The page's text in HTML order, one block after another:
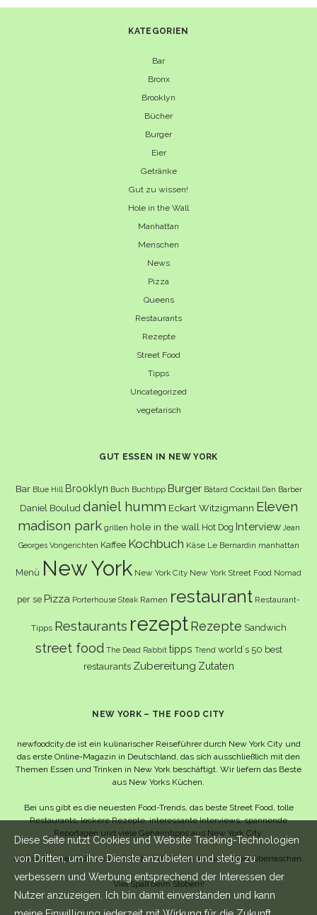
KATEGORIEN
Bar
Bronx
Brooklyn
Bücher
Burger
Eier
Getränke
Gut zu wissen!
Hole in the Wall
Manhattan
Menschen
News
Pizza
Queens
Restaurants
Rezepte
Street Food
Tipps
Uncategorized
vegetarisch
GUT ESSEN IN NEW YORK
Bar Blue Hill Brooklyn Buch Buchtipp Burger Bâtard Cocktail Dan Barber
Daniel Boulud daniel humm Eckart Witzigmann Eleven
madison park grillen hole in the wall Hot Dog Interview Jean
Georges Vongerichten Kaffee Kochbuch Käse Le Bernardin manhattan
Menü New York New York City New York Street Food Nomad
per se Pizza Porterhouse Steak Ramen restaurant Restaurant-
Tipps Restaurants rezept Rezepte Sandwich
street food The Dead Rabbit tipps Trend world´s 50 best
restaurants Zubereitung Zutaten
NEW YORK – THE FOOD CITY
newfoodcity.de ist ein kulinarischer Reiseführer durch New York City und
das erste Online-Magazin in Deutschland, das sich ausschließlich mit den
Themen Essen und Trinken in New York beschäftigt. Wir liefern das Beste
aus New Yorks Küchen.
Bei uns gibt es die neuesten Food-Trends, das beste Street Food, tolle
Restaurants, leckere Rezepte, interessante Interviews, spannende
Reportagen und viele Geheimtipps aus New York City.
Und wahrscheinlich noch viel mehr – da lassen wir uns selbst überraschen.
Viel Spaß beim Stöbern!
Diese Seite nutzt Cookies und Website Tracking-Technologien
von Dritten, um ihre Dienste anzubieten und stetig zu
verbessern und Werbung entsprechend der Interessen der
Nutzer anzuzeigen. Ich bin damit einverstanden und kann